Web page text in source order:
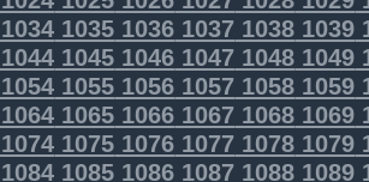
1034 1035 1036 1037 1038 1039
1044 1045 1046 1047 1048 1049
1054 1055 1056 1057 1058 1059
1064 1065 1066 1067 1068 1069
1074 1075 1076 1077 1078 1079
1084 1085 1086 1087 1088 1089